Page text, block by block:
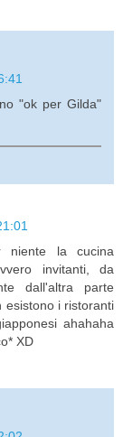
"ok per Gilda"
niente la cucina
invitanti, da
dall'altra parte
esistono i ristoranti
ahahaha
XD